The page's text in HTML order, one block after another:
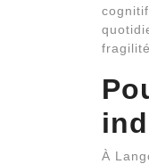
À